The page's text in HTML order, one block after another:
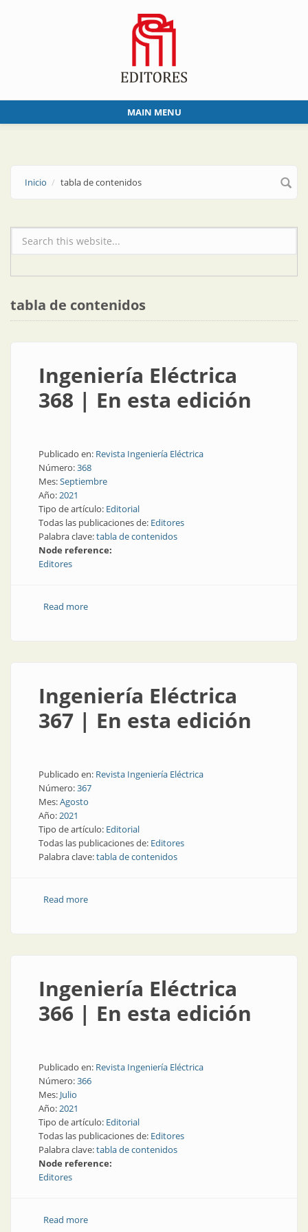
MAIN MENU
Inicio tabla de contenidos
Formulario de búsqueda
tabla de contenidos
Ingeniería Eléctrica
368 | En esta edición
Publicado en: Revista Ingeniería Eléctrica
Número:368
Mes:Septiembre
Año:2021
Tipo de artículo: Editorial
Todas las publicaciones de: Editores
Palabra clave:tabla de contenidos
Node reference:
Editores
Read moreabout Ingeniería Eléctrica 368 | En esta edición
Ingeniería Eléctrica
367 | En esta edición
Publicado en: Revista Ingeniería Eléctrica
Número:367
Mes:Agosto
Año:2021
Tipo de artículo: Editorial
Todas las publicaciones de: Editores
Palabra clave:tabla de contenidos
Read moreabout Ingeniería Eléctrica 367 | En esta edición
Ingeniería Eléctrica
366 | En esta edición
Publicado en: Revista Ingeniería Eléctrica
Número:366
Mes: Julio
Año:2021
Tipo de artículo: Editorial
Todas las publicaciones de: Editores
Palabra clave:tabla de contenidos
Node reference:
Editores
Read moreabout Ingeniería Eléctrica 366 | En esta edición